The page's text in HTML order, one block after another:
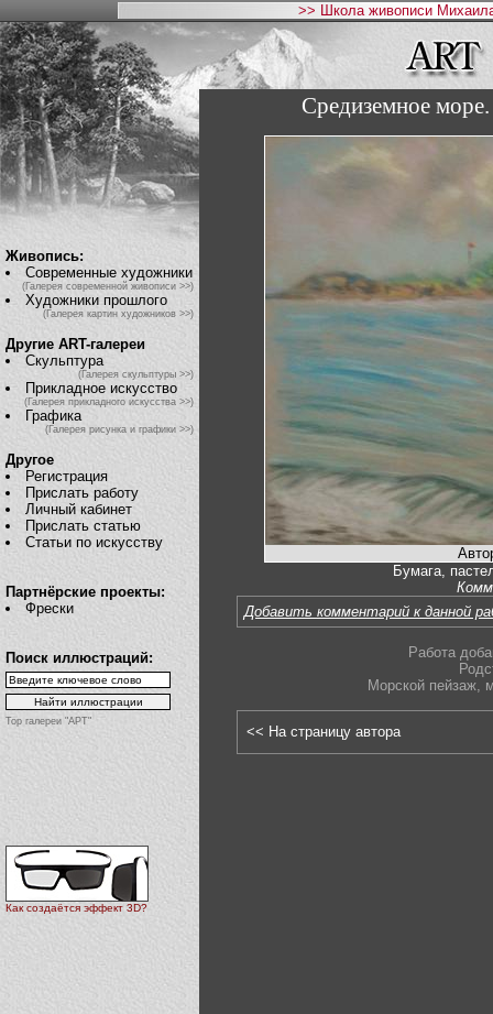
>> Школа живописи
Живопись:
Современные художники
(Галерея современной живописи >>)
Художники прошлого
(Галерея картин художников >>)
Другие ART-галереи
Скульптура
(Галерея скульптуры >>)
Прикладное искусство
(Галерея прикладного искусства >>)
Графика
(Галерея рисунка и графики >>)
Другое
Регистрация
Прислать работу
Личный кабинет
Прислать статью
Статьи по искусству
Партнёрские проекты:
Фрески
Поиск иллюстраций:
Top галереи "АРТ"
Как создаётся эффект 3D?
Средиземное
Бумага,
Добавить комментарий к данной
Работа
Морской пейзаж,
<< На страницу автора